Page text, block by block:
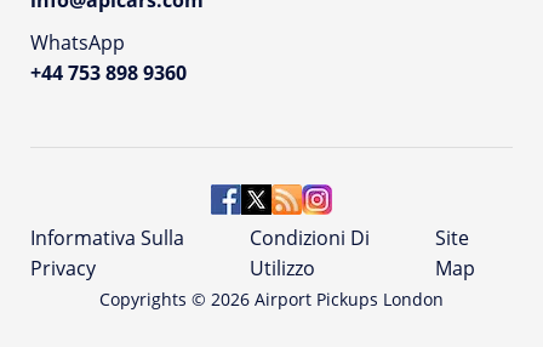
WhatsApp
+44 753 898 9360
Copyrights © 2026 Airport Pickups London
Informativa Sulla
Privacy
Condizioni Di
Utilizzo
Site
Map